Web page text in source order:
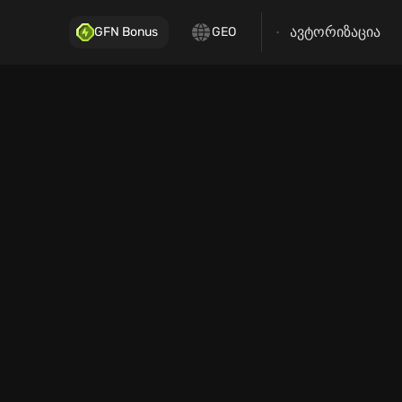
GFN Bonus GEO ავტორიზაცია